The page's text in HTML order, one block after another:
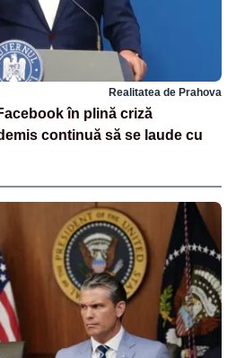
Realitatea de Prahova
în plină criză
continuă să se laude cu